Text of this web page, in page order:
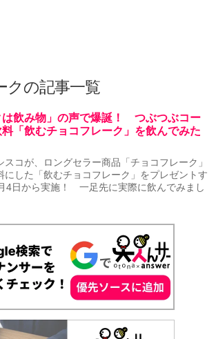
クの記事一覧
は飲み物」の声で爆誕！ つぶつぶコー
「飲むチョコフレーク」を飲んでみた
スコが、ロングセラー商品「チョコフレーク」
にした「飲むチョコフレーク」をプレゼントす
4日から実施！ 一足先に実際に飲んでみまし